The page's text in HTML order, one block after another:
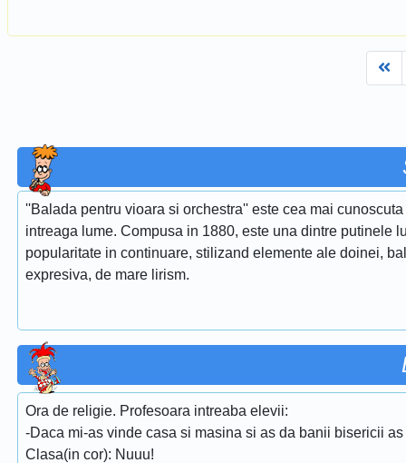
''Balada pentru vioara si orchestra'' este cea mai
intreaga lume. Compusa in 1880, este una dintre putinele
popularitate in continuare, stilizand elemente ale doinei,
expresiva, de mare lirism.
Ora de religie. Profesoara intreaba elevii:
-Daca mi-as vinde casa si masina si as da banii bisericii
Clasa(in cor): Nuuu!